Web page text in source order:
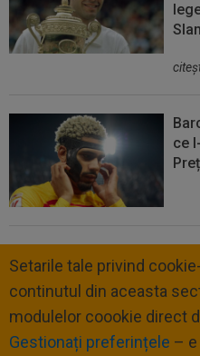
ce
Setarile tale privind
continutul din aceasta
modulelor coookie direct
Gestionați preferințele –